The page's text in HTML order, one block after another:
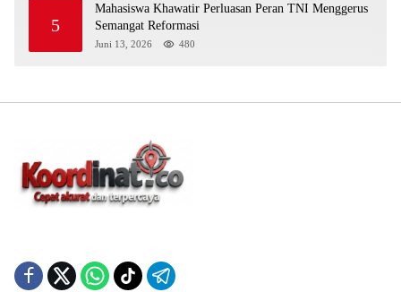
5
Mahasiswa Khawatir Perluasan Peran TNI Menggerus
Semangat Reformasi
Juni 13, 2026 480